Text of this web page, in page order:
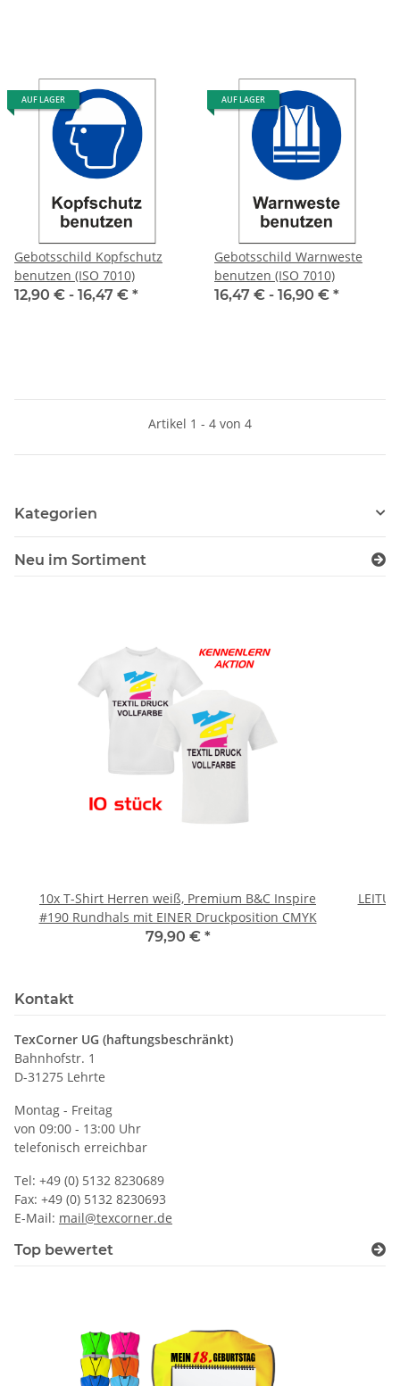
AUF LAGER
Gebotsschild Kopfschutz
benutzen (ISO 7010)
12,90 € - 16,47 € *
AUF LAGER
Gebotsschild Warnweste
benutzen (ISO 7010)
16,47 € - 16,90 € *
Artikel 1 - 4 von 4
Kategorien
Neu im Sortiment
10x T-Shirt Herren weiß, Premium B&C Inspire
#190 Rundhals mit EINER Druckposition CMYK
79,90 € *
Kontakt
TexCorner UG (haftungsbeschränkt)
Bahnhofstr. 1
D-31275 Lehrte
Montag - Freitag
von 09:00 - 13:00 Uhr
telefonisch erreichbar
Tel: +49 (0) 5132 8230689
Fax: +49 (0) 5132 8230693
E-Mail: mail@texcorner.de
Top bewertet